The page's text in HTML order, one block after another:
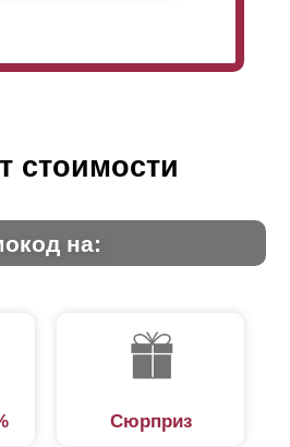
стоимости
на:
Сюрприз